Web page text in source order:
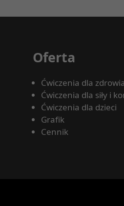
Oferta
Ćwiczenia dla zdrowia
Ćwiczenia dla siły i
Ćwiczenia dla dzieci
Grafik
Cennik